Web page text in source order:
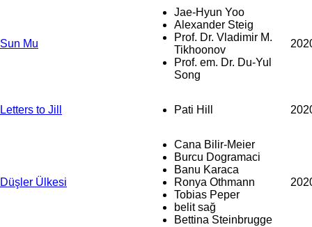
Sun Mu
Jae-Hyun Yoo
Alexander Steig
Prof. Dr. Vladimir M.
Tikhoonov
Prof. em. Dr. Du-Yul
Song
Letters to Jill Pati Hill
Düşler Ülkesi
Cana Bilir-Meier
Burcu Dogramaci
Banu Karaca
Ronya Othmann
Tobias Peper
belit sağ
Bettina Steinbrugge